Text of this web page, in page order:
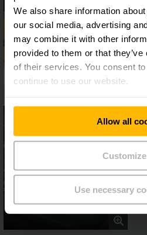
We also share information
our social media, advertising
may combine it with other
provided to them or that
of their services. You consent
continue to use our website.
Allow all
Customize
Use necessary